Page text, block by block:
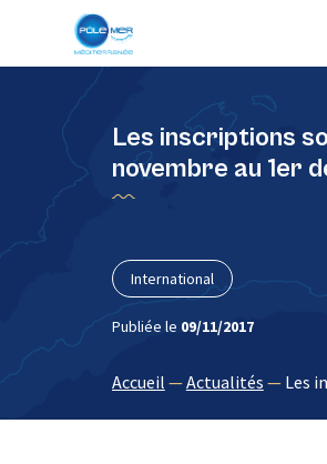
Les inscriptions
novembre au 1er
International
Publiée le 09/11/2017
Accueil —Actualités — Les
Panneau de gestion des cookies